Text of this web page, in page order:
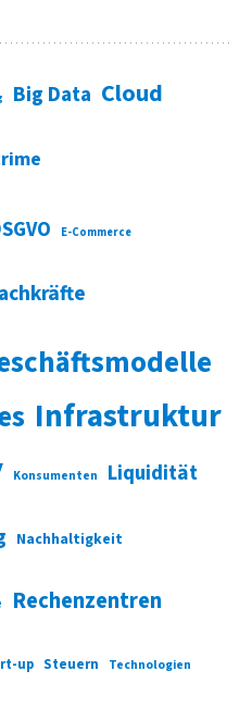
Big Data Cloud
E-Commerce
Infrastruktur
Konsumenten Liquidität
Nachhaltigkeit
Rechenzentren
up Steuern Technologien